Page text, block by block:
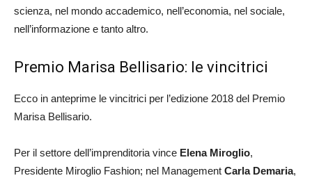
scienza, nel mondo accademico, nell’economia, nel sociale,
nell’informazione e tanto altro.
Premio Marisa Bellisario: le vincitrici
Ecco in anteprime le vincitrici per l’edizione 2018 del Premio
Marisa Bellisario.
Per il settore dell’imprenditoria vince Elena Miroglio,
Presidente Miroglio Fashion; nel Management Carla Demaria,